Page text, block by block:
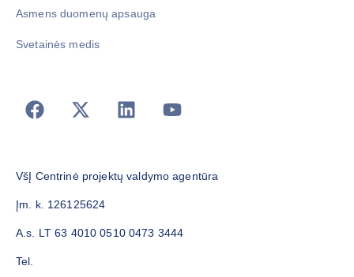
Asmens duomenų apsauga
Svetainės medis
VšĮ Centrinė projektų valdymo agentūra
Įm. k. 126125624
A.s. LT 63 4010 0510 0473 3444
Tel.